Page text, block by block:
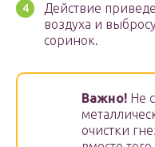
Действие
воздуха и
соринок.
Важно! Не
очистки